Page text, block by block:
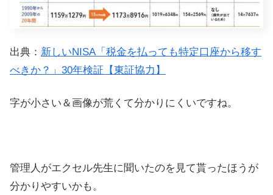
出典： 新しいNISA「税金を払っても特定口座から移す
べきか？」30年検証【東証協力】
字が小さい＆画像が荒くて分かりにくいですね。
管理人がエクセル先生に聞いたのを見て貰ったほうが
分かりやすいかも。